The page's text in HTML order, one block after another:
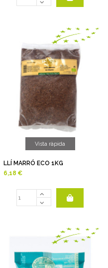
Vista ràpida
LLÍ MARRÓ ECO 1KG
6,18 €